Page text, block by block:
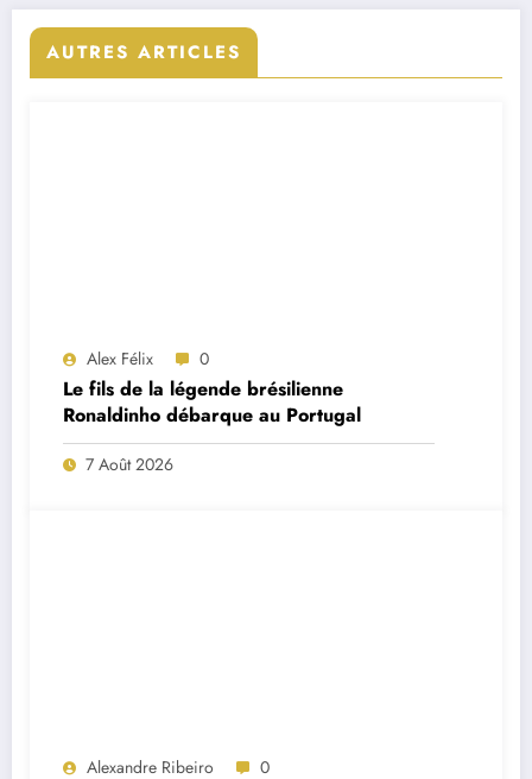
AUTRES ARTICLES
Alex Félix 0
Le fils de la légende brésilienne
Ronaldinho débarque au Portugal
7 Août 2026
Alexandre Ribeiro 0